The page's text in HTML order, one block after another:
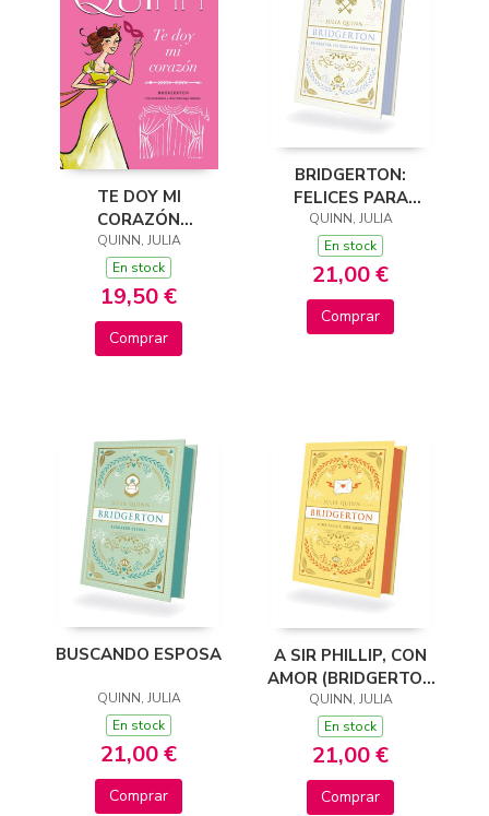
TE DOY MI
CORAZÓN
(BRIDGERTON 3)
QUINN, JULIA
En stock
19,50 €
Comprar
BRIDGERTON:
FELICES PARA
SIEMPRE
QUINN, JULIA
En stock
21,00 €
Comprar
BUSCANDO ESPOSA
QUINN, JULIA
En stock
21,00 €
Comprar
A SIR PHILLIP, CON
AMOR (BRIDGERTON
5)
QUINN, JULIA
En stock
21,00 €
Comprar